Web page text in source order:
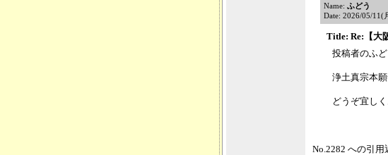
Name: ふどう
Date: 2026/05/
Title: Re:【大
投稿者のふど
浄土真宗本
どうぞ宜し
No.2282 への引用